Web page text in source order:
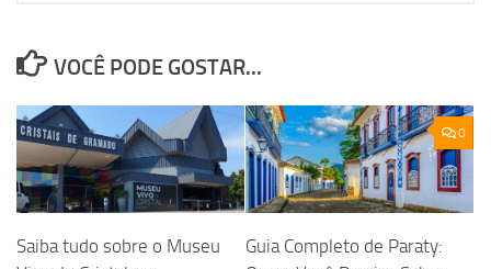
VOCÊ PODE GOSTAR...
Saiba tudo sobre o Museu
0
Guia Completo de Paraty: